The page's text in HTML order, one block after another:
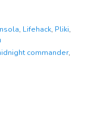
, Lifehack, Pliki,
commander,